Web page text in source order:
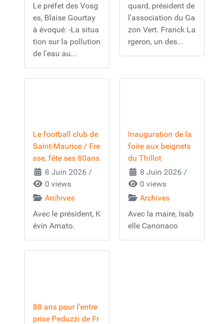
Le préfet des Vosg
es, Blaise Gourtay
à évoqué: -La situa
tion sur la pollution
de l'eau au...
quard, président de
l'association du Ga
zon Vert. Franck La
rgeron, un des...
Le football club de
Saint-Maurice / Fre
sse, fête ses 80ans
8 Juin 2026 /
0 views
Archives
Avec le président, K
évin Amato.
Inauguration de la
foire aux beignets
du Thillot
8 Juin 2026 /
0 views
Archives
Avec la maire, Isab
elle Canonaco
88 ans pour l'entre
prise Peduzzi de Fr